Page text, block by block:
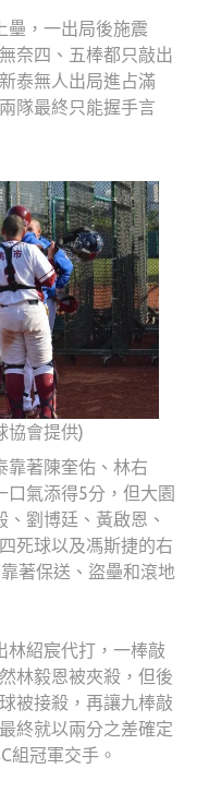
壘，一出局後施震
奈四、五棒都只敲出
泰無人出局進占滿
隊最終只能握手言
協會提供)
靠著陳奎佑、林右
口氣添得5分，但大園
劉博廷、黃啟恩、
死球以及馮斯捷的右
著保送、盜壘和滾地
林紹宸代打，一棒敲
林毅恩被夾殺，但後
被接殺，再讓九棒敲
終就以兩分之差確定
組冠軍交手。